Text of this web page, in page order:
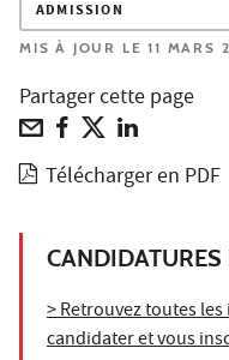
ADMISSION
MIS À JOUR LE 11 MARS
Partager cette page
Télécharger en PDF
> Retrouvez toutes
candidater et vous